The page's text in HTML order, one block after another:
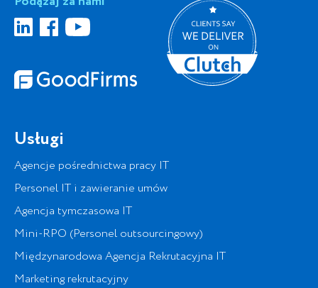
Usługi
Agencje pośrednictwa pracy IT
Personel IT i zawieranie umów
Agencja tymczasowa IT
Mini-RPO (Personel outsourcingowy)
Międzynarodowa Agencja Rekrutacyjna IT
Marketing rekrutacyjny